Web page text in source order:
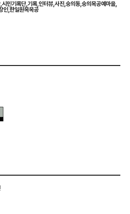
시민기록단,기록,인터뷰,사진,숭의동,숭의목공예마을,
인,한일원목목공